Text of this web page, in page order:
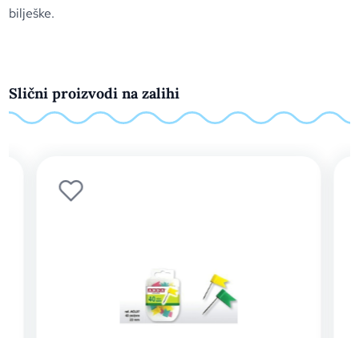
bilješke.
Slični proizvodi na zalihi